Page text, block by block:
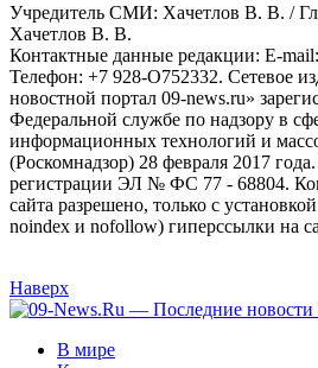
Учредитель СМИ: Хaчeтлoв B. B. /
Хaчeтлoв B. B.
Контактные данные редакции: E-
Телефон: +7 928-O752332. Сетевое
новостной портал 09-news.ru»
Федеральной службе по надзору в
информационных технологий и
(Роскомнадзор) 28 февраля 2017
регистрации ЭЛ № ФС 77 - 68804.
сайта разрешено, только с
noindex и nofollow) гиперссылки на
Наверх
В мире